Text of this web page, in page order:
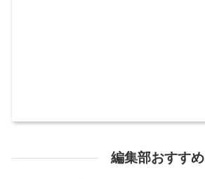
編集部おすすめ